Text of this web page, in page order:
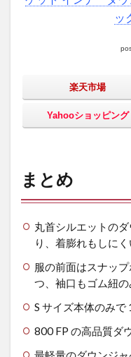
ッ
楽天市場
Yahooショッピング
まとめ
丸首シルエットの
り、着膨れもしにく
服の前面はスナッ
つ、袖口もゴム紐
S サイズ本体のみ
800 FP の高品質ダ